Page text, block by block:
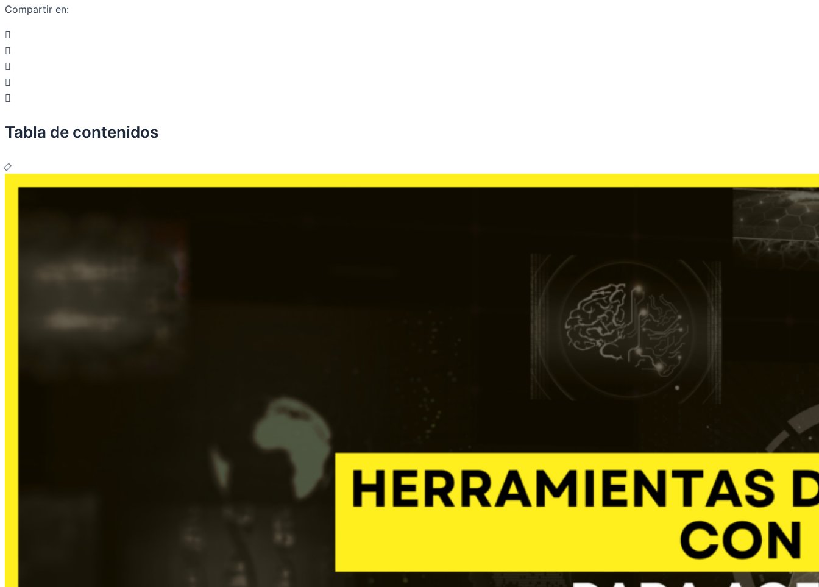
Compartir en:
Tabla de contenidos